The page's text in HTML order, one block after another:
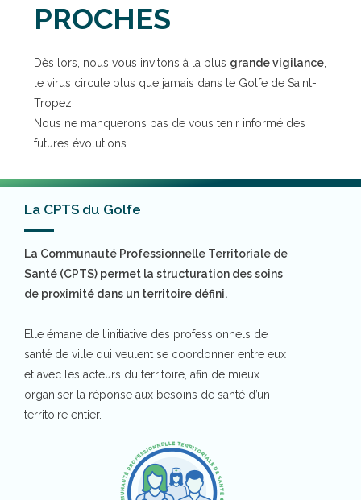
PROCHES
Dès lors, nous vous invitons à la plus grande vigilance,
le virus circule plus que jamais dans le Golfe de Saint-
Tropez.
Nous ne manquerons pas de vous tenir informé des
futures évolutions.
La CPTS du Golfe
La Communauté Professionnelle Territoriale de
Santé (CPTS) permet la structuration des soins
de proximité dans un territoire défini.
Elle émane de l’initiative des professionnels de
santé de ville qui veulent se coordonner entre eux
et avec les acteurs du territoire, afin de mieux
organiser la réponse aux besoins de santé d’un
territoire entier.